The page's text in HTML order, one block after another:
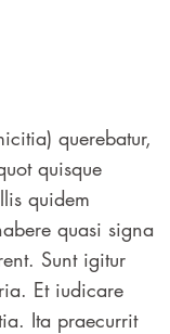
querebatur,
quisque
quidem
quasi signa
Sunt igitur
Et iudicare
Ita praecurrit